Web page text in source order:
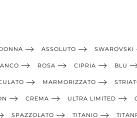
ASSOLUTO SWAROVSKI
ROSA CIPRIA BLU
MARMORIZZATO
CREMA ULTRA LIMITED
SPAZZOLATO TITANIO